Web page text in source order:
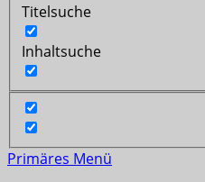
Titelsuche
Inhaltsuche
Primäres Menü